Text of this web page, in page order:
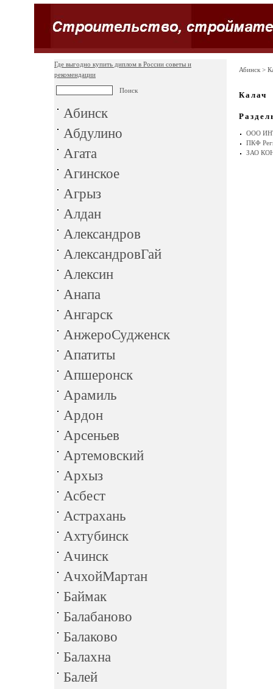
Где выгодно купить диплом в России советы и
рекомендации
Абинск
Абдулино
Агата
Агинское
Агрыз
Алдан
Александров
АлександровГай
Алексин
Анапа
Ангарск
АнжероСудженск
Апатиты
Апшеронск
Арамиль
Ардон
Арсеньев
Артемовский
Архыз
Асбест
Астрахань
Ахтубинск
Ачинск
АчхойМартан
Баймак
Балабаново
Балаково
Балахна
Балей
Абинск >
Калач
ООО
ПКФ
ЗАО